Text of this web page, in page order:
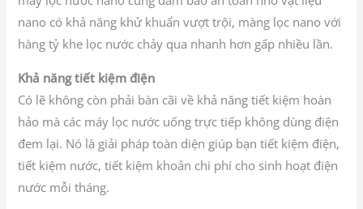
nano có khả năng khử khuẩn vượt trội, màng lọc nano với
hàng tỷ khe lọc nước chảy qua nhanh hơn gấp nhiều lần.
Khả năng tiết kiệm điện
Có lẽ không còn phải bàn cãi về khả năng tiết kiệm hoàn
hảo mà các máy lọc nước uống trực tiếp không dùng điện
đem lại. Nó là giải pháp toàn diện giúp bạn tiết kiệm điện,
tiết kiệm nước, tiết kiệm khoản chi phí cho sinh hoạt điện
nước mỗi tháng.